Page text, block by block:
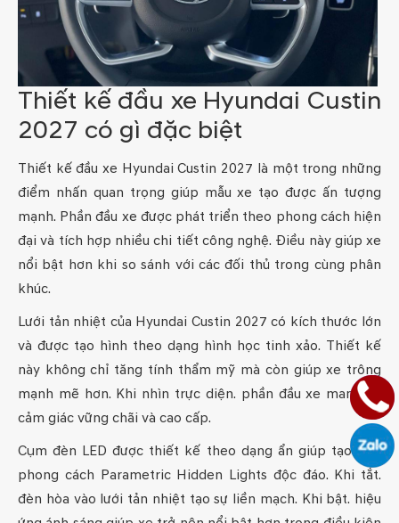
Thiết kế đầu xe Hyundai Custin
2027 có gì đặc biệt
Thiết kế đầu xe Hyundai Custin 2027 là một trong những
điểm nhấn quan trọng giúp mẫu xe tạo được ấn tượng
mạnh. Phần đầu xe được phát triển theo phong cách hiện
đại và tích hợp nhiều chi tiết công nghệ. Điều này giúp xe
nổi bật hơn khi so sánh với các đối thủ trong cùng phân
khúc.
Lưới tản nhiệt của Hyundai Custin 2027 có kích thước lớn
và được tạo hình theo dạng hình học tinh xảo. Thiết kế
này không chỉ tăng tính thẩm mỹ mà còn giúp xe trông
mạnh mẽ hơn. Khi nhìn trực diện. phần đầu xe mang lại
cảm giác vững chãi và cao cấp.
Cụm đèn LED được thiết kế theo dạng ẩn giúp tạo nên
phong cách Parametric Hidden Lights độc đáo. Khi tắt.
đèn hòa vào lưới tản nhiệt tạo sự liền mạch. Khi bật. hiệu